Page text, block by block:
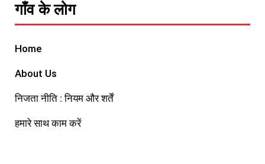
गाँव के लोग
Home
About Us
निजता नीति : नियम और शर्तें
हमारे साथ काम करें